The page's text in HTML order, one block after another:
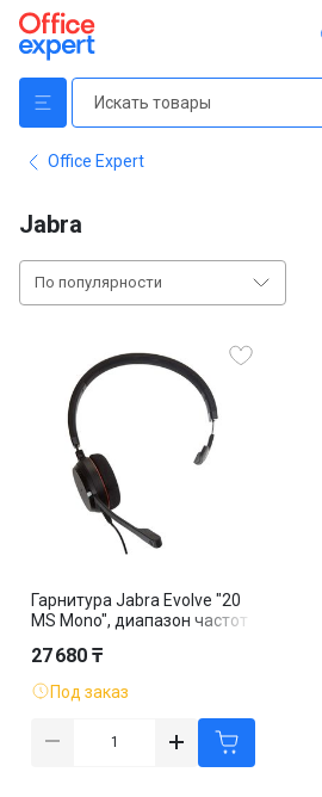
Office Expert
Jabra
По популярности
Гарнитура Jabra Evolve "20
MS Mono", диапазон частот
27 680 ₸
Под заказ